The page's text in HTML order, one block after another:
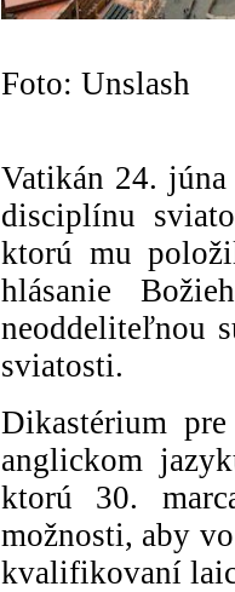
Foto: Unslash
Vatikán 24.
disciplínu
ktorú mu
hlásanie
neoddeliteľnou
sviatosti.
Dikastérium
anglickom
ktorú 30.
možnosti, aby
kvalifikovaní